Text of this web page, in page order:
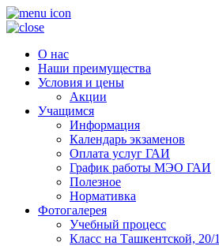
О нас
Наши преимущества
Условия и цены
Акции
Учащимся
Информация
Календарь экзаменов
Оплата услуг ГАИ
График работы МЭО ГАИ
Полезное
Нормативка
Фотогалерея
Учебный процесс
Класс на Ташкентской, 20/1